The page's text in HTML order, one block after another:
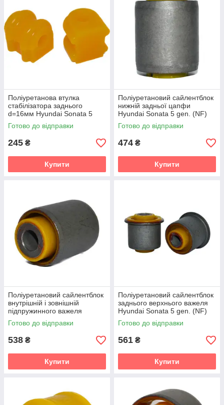
Поліуретанова втулка
стабілізатора заднього
d=16мм Hyundai Sonata 5
gen. (NF) Седан (2004-2009)
v19
Готово до відправки
245 ₴
Купити
Поліуретановий сайлентблок
нижній задньої цапфи
Hyundai Sonata 5 gen. (NF)
Седан (2004-2009) v19
Готово до відправки
474 ₴
Купити
Поліуретановий сайлентблок
внутрішній і зовнішній
підпружинного важеля
Hyundai Sonata 5 gen. (NF)
Седан (2004-2009) v19
Готово до відправки
538 ₴
Купити
Поліуретановий сайлентблок
заднього верхнього важеля
Hyundai Sonata 5 gen. (NF)
Седан (2004-2009) v19
Готово до відправки
561 ₴
Купити